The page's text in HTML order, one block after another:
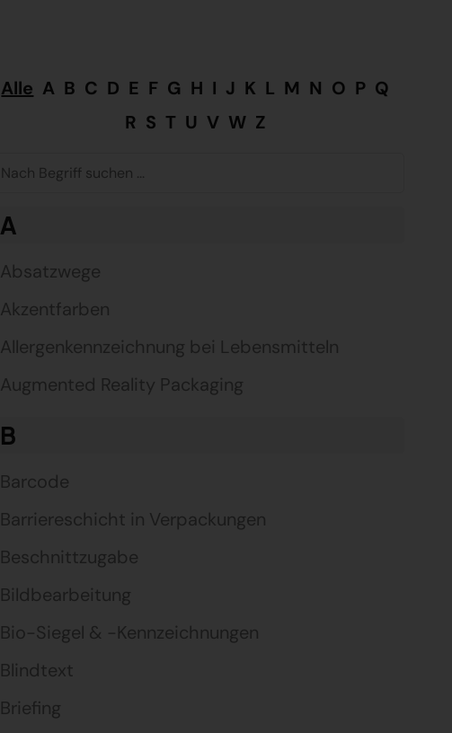
Alle A B C D E F G H I J K L M N O P Q
R S T U V W Z
A
Absatzwege
Akzentfarben
Allergenkennzeichnung bei Lebensmitteln
Augmented Reality Packaging
B
Barcode
Barriereschicht in Verpackungen
Beschnittzugabe
Bildbearbeitung
Bio-Siegel & -Kennzeichnungen
Blindtext
Briefing